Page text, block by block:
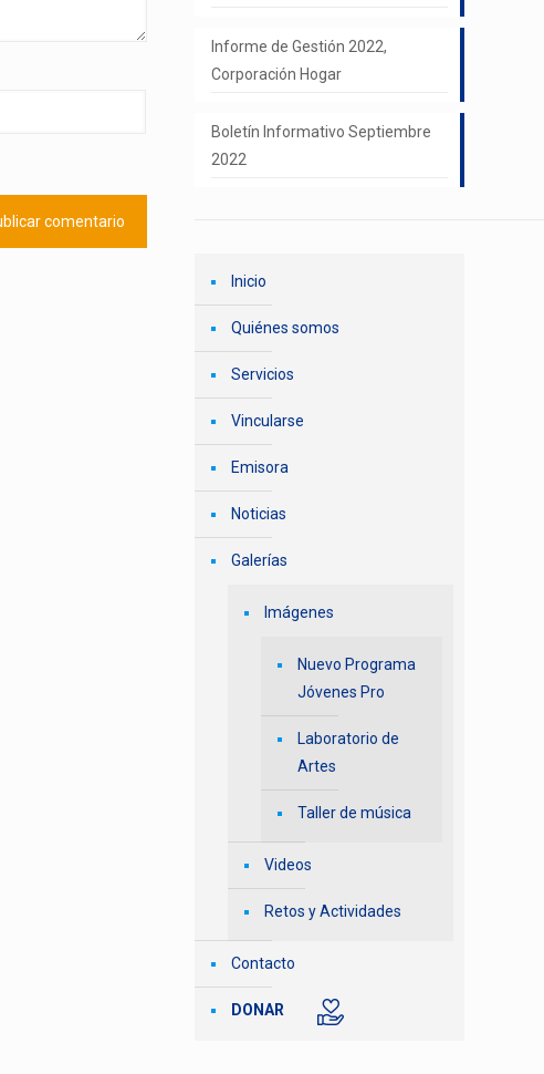
Informe de Gestión 2022,
Corporación Hogar
Boletín Informativo Septiembre
2022
Inicio
Quiénes somos
Servicios
Vincularse
Emisora
Noticias
Galerías
Imágenes
Nuevo Programa
Jóvenes Pro
Laboratorio de
Artes
Taller de música
Videos
Retos y Actividades
Contacto
DONAR